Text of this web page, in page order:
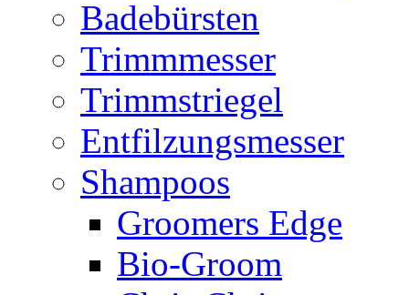
Badebürsten
Trimmmesser
Trimmstriegel
Entfilzungsmesser
Shampoos
Groomers Edge
Bio-Groom